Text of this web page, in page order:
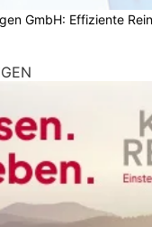
GmbH: Effiziente